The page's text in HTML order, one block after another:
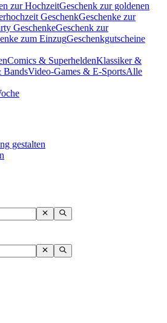
zur HochzeitGeschenk zur goldenen
GeschenkGeschenke zur
GeschenkeGeschenk zur
zum EinzugGeschenkgutscheine
Comics & SuperheldenKlassiker &
BandsVideo-Games & E-SportsAlle
gestalten